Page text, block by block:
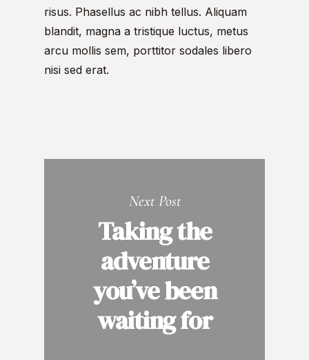
risus. Phasellus ac nibh tellus. Aliquam
blandit, magna a tristique luctus, metus
arcu mollis sem, porttitor sodales libero
nisi sed erat.
Next Post
Taking the
adventure
you’ve been
waiting for